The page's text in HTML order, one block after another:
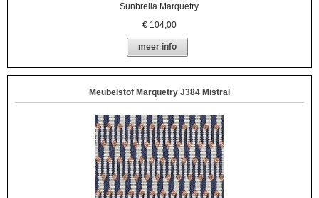
Sunbrella Marquetry
€ 104,00
meer info
Meubelstof Marquetry J384 Mistral